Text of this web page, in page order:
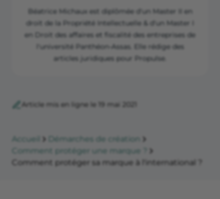
Béatrice Michaux est diplômée d'un Master II en
droit de la Propriété Intellectuelle & d'un Master I
en Droit des affaires et fiscalité des entreprises de
l'université Panthéon-Assas. Elle rédige des
articles juridiques pour Propulse.
Article mis en ligne le 19 mai 2021
Accueil
Démarches de création
Comment protéger une marque ?
Comment protéger sa marque à l'international ?